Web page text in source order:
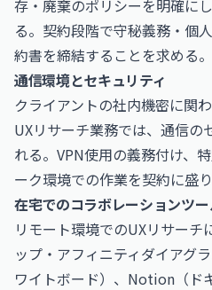
存・廃棄のポリシーを明確に
る。契約段階で守秘義務・個
約書を締結することを求める。
通信環境とセキュリティ
クライアントの社内機密に関
UXリサーチ業務では、通信の
れる。VPN使用の義務付け、
ーク環境での作業を契約に盛
在宅でのコラボレーションツ
リモート環境でのUXリサー
ップ・アフィニティダイアグ
ワイトボード）、Notion（ド